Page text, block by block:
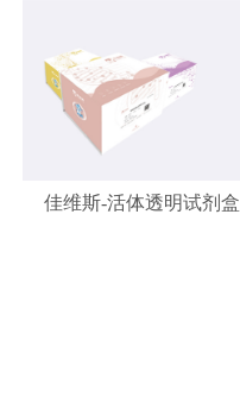
佳维斯-活体透明试剂盒